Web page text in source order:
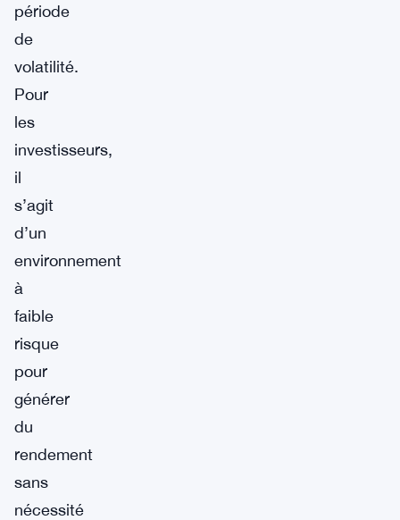
période
de
volatilité.
Pour
les
investisseurs,
il
s’agit
d’un
environnement
à
faible
risque
pour
générer
du
rendement
sans
nécessité